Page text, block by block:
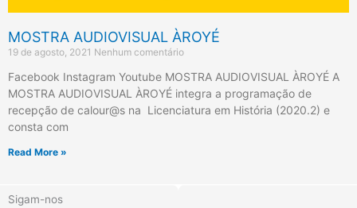
MOSTRA AUDIOVISUAL ÀROYÉ
19 de agosto, 2021 Nenhum comentário
Facebook Instagram Youtube MOSTRA AUDIOVISUAL ÀROYÉ A
MOSTRA AUDIOVISUAL ÀROYÉ integra a programação de
recepção de calour@s na Licenciatura em História (2020.2) e
consta com
Read More »
Sigam-nos